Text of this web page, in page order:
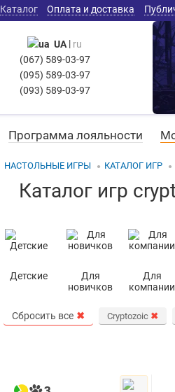
Каталог Оплата и доставка
UA | ru
(067) 589-03-97
(095) 589-03-97
(093) 589-03-97
Программа лояльности
НАСТОЛЬНЫЕ ИГРЫ КАТАЛОГ ИГР
Каталог игр
Детские
Для
новичков
Для
компании
Сбросить все ✖ Cryptozoic ✖